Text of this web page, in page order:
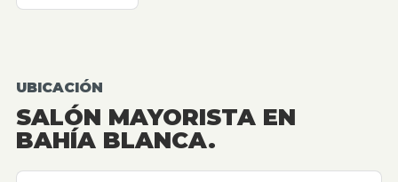
UBICACIÓN
SALÓN MAYORISTA EN
BAHÍA BLANCA.